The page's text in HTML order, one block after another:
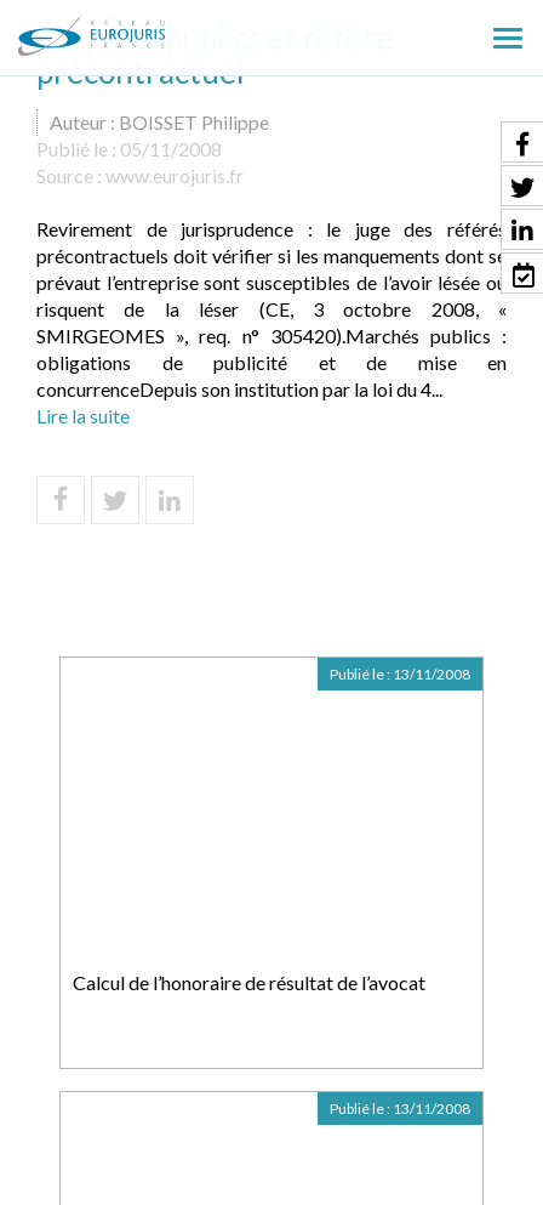
le
Contrats publics et référe
précontractuel
Auteur : BOISSET Philippe
Publié le : 05/11/2008
Source : www.eurojuris.fr
Revirement de jurisprudence : le juge des référés
précontractuels doit vérifier si les manquements dont se
prévaut l’entreprise sont susceptibles de l’avoir lésée ou
risquent de la léser (CE, 3 octobre 2008, «
SMIRGEOMES », req. n° 305420).Marchés publics :
obligations de publicité et de mise en
concurrenceDepuis son institution par la loi du 4...
Lire la suite
Calcul de l’honoraire de résultat de l’avocat
Publié le : 13/11/2008
Publié le : 13/11/2008